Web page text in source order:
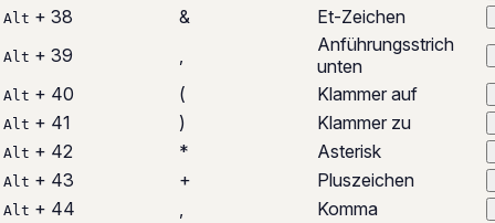
Alt + 38 & Et-Zeichen
Alt + 39
Anführungsstrich
unten
Alt + 40 ( Klammer auf
Alt + 41 ) Klammer zu
Alt + 42 * Asterisk
Alt + 43 + Pluszeichen
Alt + 44 Komma